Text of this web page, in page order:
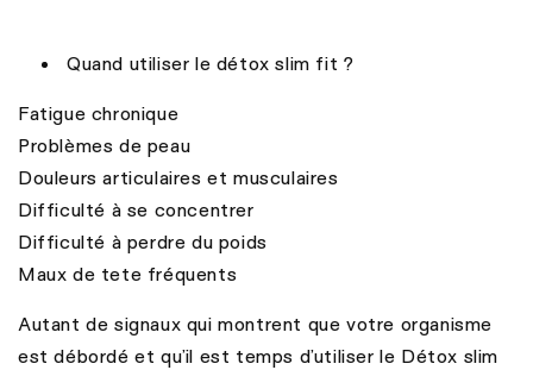
Quand utiliser le détox slim fit ?
Fatigue chronique
Problèmes de peau
Douleurs articulaires et musculaires
Difficulté à se concentrer
Difficulté à perdre du poids
Maux de tete fréquents
Autant de signaux qui montrent que votre organisme
est débordé et qu’il est temps d’utiliser le Détox slim